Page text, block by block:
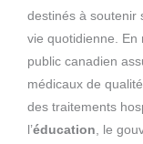
destinés à soutenir
vie quotidienne. En
public canadien
médicaux de
des traitements
l’éducation , le